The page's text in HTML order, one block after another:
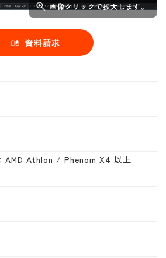
画像クリックで拡大します。
資料請求
AMD Athlon / Phenom X4 以上